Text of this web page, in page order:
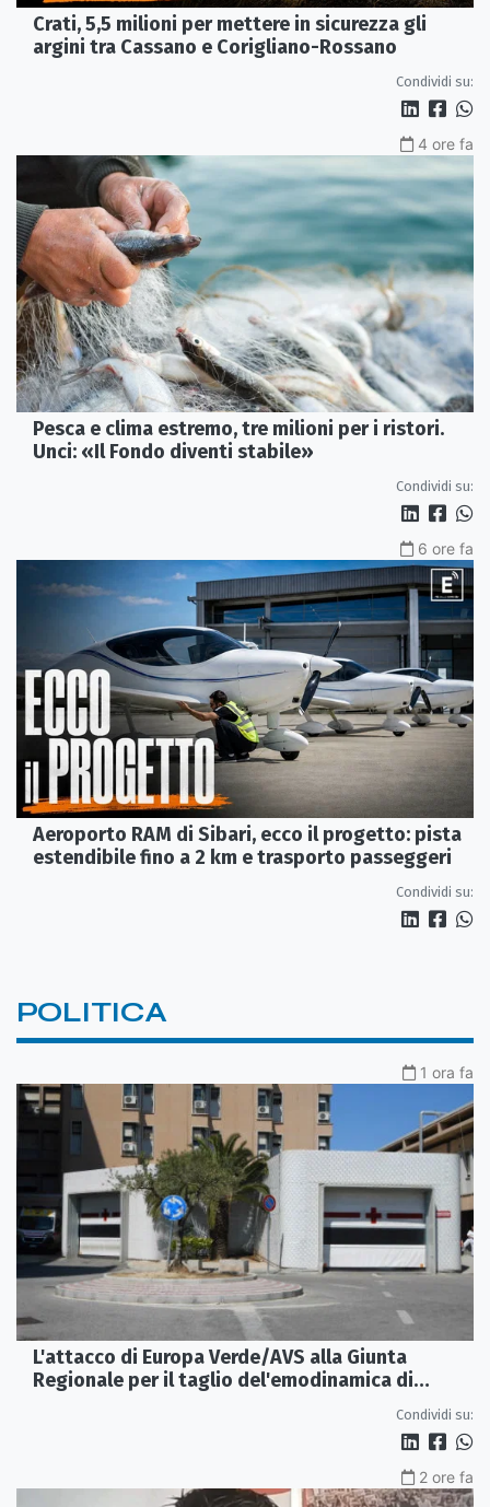
Crati, 5,5 milioni per mettere in sicurezza gli
argini tra Cassano e Corigliano-Rossano
Condividi su:
4 ore fa
Pesca e clima estremo, tre milioni per i ristori.
Unci: «Il Fondo diventi stabile»
Condividi su:
6 ore fa
Aeroporto RAM di Sibari, ecco il progetto: pista
estendibile fino a 2 km e trasporto passeggeri
Condividi su:
POLITICA
1 ora fa
L'attacco di Europa Verde/AVS alla Giunta
Regionale per il taglio del'emodinamica di
Condividi su:
2 ore fa